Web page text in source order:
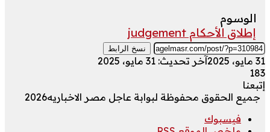
الوسوم
إطلاق الأحكام judgement
نسخ الرابط
31 مايو، 2025
آخر تحديث: 31 مايو، 2025
183
إتبعنا
جميع الحقوق محفوظة لبوابة عاجل مصر الاخباريه2026
فيسبوك